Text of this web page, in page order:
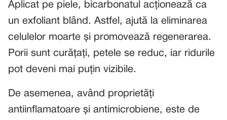
Aplicat pe piele, bicarbonatul acționează ca
un exfoliant blând. Astfel, ajută la eliminarea
celulelor moarte și promovează regenerarea.
Porii sunt curățați, petele se reduc, iar ridurile
pot deveni mai puțin vizibile.
De asemenea, având proprietăți
antiinflamatoare și antimicrobiene, este de